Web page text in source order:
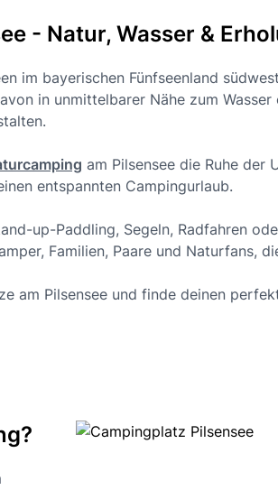
- Natur, Wasser &
im bayerischen Fünfseenland
in unmittelbarer Nähe zum
am Pilsensee die Ruhe der
entspannten Campingurlaub.
up-Paddling, Segeln, Radfahren
Familien, Paare und Naturfans,
am Pilsensee und finde deinen